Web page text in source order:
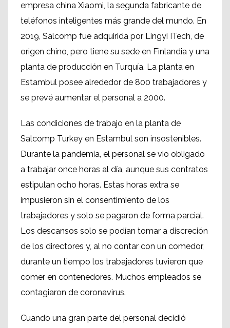
empresa china Xiaomi, la segunda fabricante de
teléfonos inteligentes más grande del mundo. En
2019, Salcomp fue adquirida por Lingyi ITech, de
origen chino, pero tiene su sede en Finlandia y una
planta de producción en Turquía. La planta en
Estambul posee alrededor de 800 trabajadores y
se prevé aumentar el personal a 2000.
Las condiciones de trabajo en la planta de
Salcomp Turkey en Estambul son insostenibles.
Durante la pandemia, el personal se vio obligado
a trabajar once horas al día, aunque sus contratos
estipulan ocho horas. Estas horas extra se
impusieron sin el consentimiento de los
trabajadores y solo se pagaron de forma parcial.
Los descansos solo se podían tomar a discreción
de los directores y, al no contar con un comedor,
durante un tiempo los trabajadores tuvieron que
comer en contenedores. Muchos empleados se
contagiaron de coronavirus.
Cuando una gran parte del personal decidió